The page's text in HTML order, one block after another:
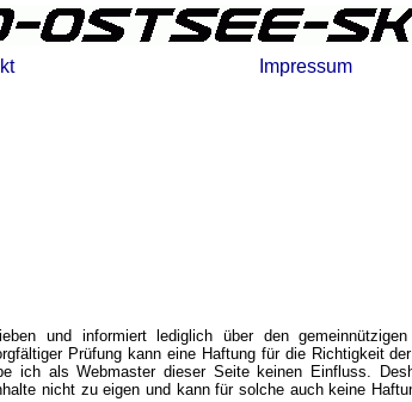
Impressum
und informiert lediglich über den
Prüfung kann eine Haftung für die Richtigkeit
ich als Webmaster dieser Seite keinen Einfluss.
nicht zu eigen und kann für solche auch keine